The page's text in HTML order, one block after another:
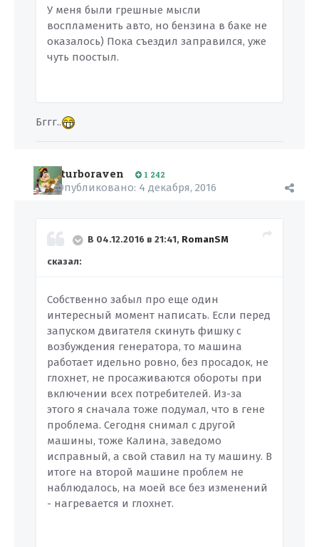
У меня были грешные мысли
воспламенить авто, но бензина в баке не
оказалось) Пока съездил заправился, уже
чуть поостыл.
Бггг..
turboraven 1 242
Опубликовано: 4 декабря, 2016
В 04.12.2016 в 21:41, RomanSM
сказал:
Собственно забыл про еще один
интересный момент написать. Если перед
запуском двигателя скинуть фишку с
возбуждения генератора, то машина
работает идельно ровно, без просадок, не
глохнет, не просаживаются обороты при
включении всех потребителей. Из-за
этого я сначала тоже подумал, что в гене
проблема. Сегодня снимал с другой
машины, тоже Калина, заведомо
исправный, а свой ставил на ту машину. В
итоге на второй машине проблем не
наблюдалось, на моей все без изменений
- нагревается и глохнет.